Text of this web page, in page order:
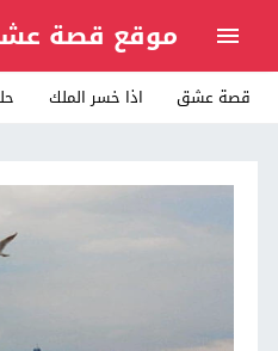
موقع قصة
قصة عشق اذا خسر الملك